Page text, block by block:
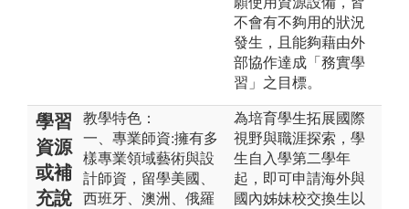
不會有不夠用的狀況
發生，且能夠藉由外
部協作達成「務實學
習」之目標。
學習
資源
或補
充說
教學特色：
一、專業師資:擁有多
樣專業領域藝術與設
計師資，留學美國、
西班牙、澳洲、俄羅
為培育學生拓展國際
視野與職涯探索，學
生自入學第二學年
起，即可申請海外與
國內姊妹校交換生以